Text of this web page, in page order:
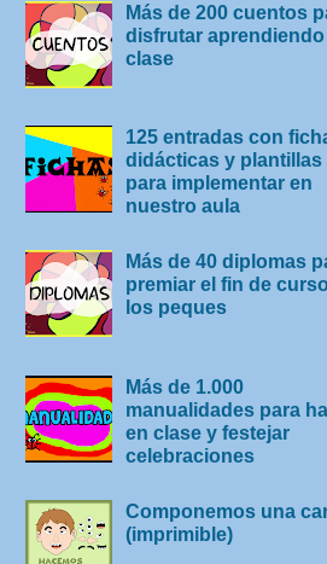
Más de 200 cuentos
disfrutar aprendiendo
clase
125 entradas con
didácticas y plantillas
para implementar en
nuestro aula
Más de 40 diplomas
premiar el fin de
los peques
Más de 1.000
manualidades para
en clase y festejar
celebraciones
Componemos una
(imprimible)